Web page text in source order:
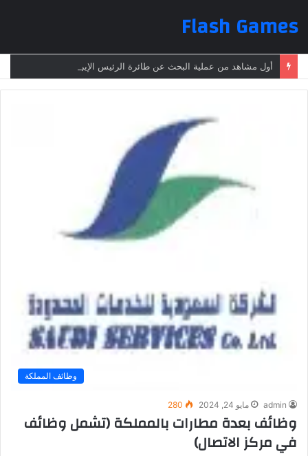
Flash Games
وظائف المملكة
admin مايو 24, 2024 280
وظائف بعدة مطارات بالمملكة (تشمل وظائف
في مركز الاتصال)